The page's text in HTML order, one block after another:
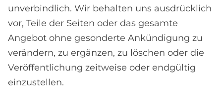
unverbindlich. Wir behalten uns ausdrücklich
vor, Teile der Seiten oder das gesamte
Angebot ohne gesonderte Ankündigung zu
verändern, zu ergänzen, zu löschen oder die
Veröffentlichung zeitweise oder endgültig
einzustellen.